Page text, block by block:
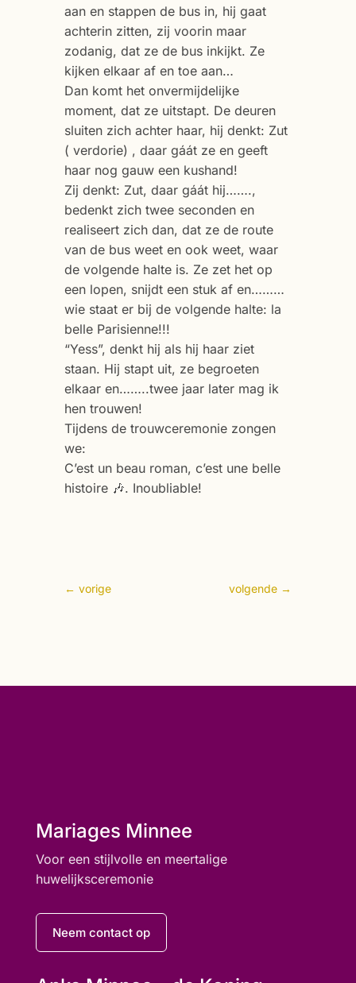
aan en stappen de bus in, hij gaat
achterin zitten, zij voorin maar
zodanig, dat ze de bus inkijkt. Ze
kijken elkaar af en toe aan…
Dan komt het onvermijdelijke
moment, dat ze uitstapt. De deuren
sluiten zich achter haar, hij denkt: Zut
( verdorie) , daar gáát ze en geeft
haar nog gauw een kushand!
Zij denkt: Zut, daar gáát hij…….,
bedenkt zich twee seconden en
realiseert zich dan, dat ze de route
van de bus weet en ook weet, waar
de volgende halte is. Ze zet het op
een lopen, snijdt een stuk af en………
wie staat er bij de volgende halte: la
belle Parisienne!!!
“Yess”, denkt hij als hij haar ziet
staan. Hij stapt uit, ze begroeten
elkaar en……..twee jaar later mag ik
hen trouwen!
Tijdens de trouwceremonie zongen
we:
C’est un beau roman, c’est une belle
histoire 🎶. Inoubliable!
← vorige volgende →
Mariages Minnee
Voor een stijlvolle en meertalige
huwelijksceremonie
Neem contact op